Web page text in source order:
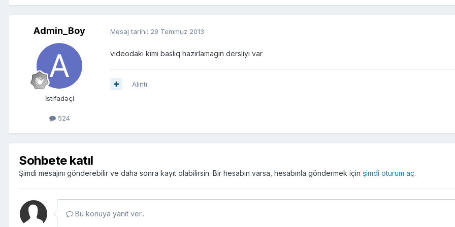
Admin_Boy
İstifadəçi
524
Mesaj tarihi: 29 Temmuz 2013
videodaki kimi basliq hazirlamagin dersliyi var
Alıntı
Sohbete katıl
Şimdi mesajını gönderebilir ve daha sonra kayıt olabilirsin. Bir hesabın varsa, hesabınla göndermek için şimdi oturum aç.
Bu konuya yanıt ver...